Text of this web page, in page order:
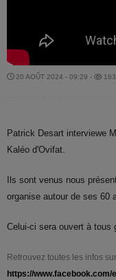
20 AOÛT 2024 - 09:29 -
Patrick Desart interviewe
Kaléo d'Ovifat.
Ils sont venus nous
organise autour de ses 60
Celui-ci sera ouvert à tous
Retrouvez toutes les infos
https://www.facebook.com/